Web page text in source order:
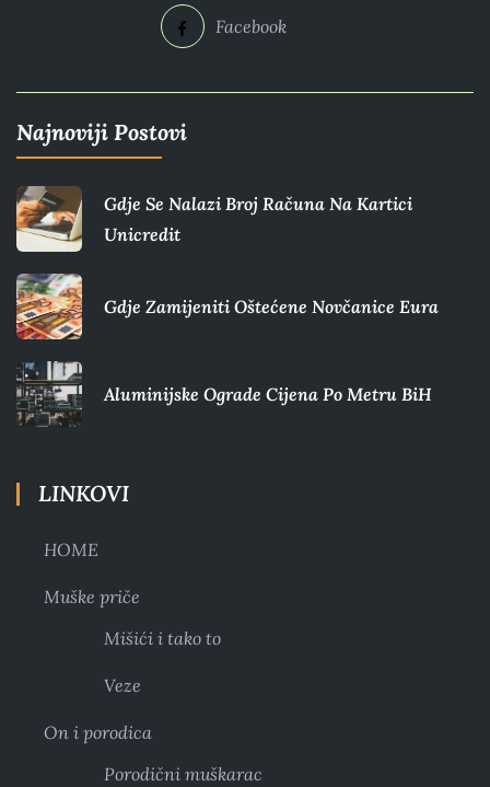
Facebook
Najnoviji Postovi
Gdje Se Nalazi Broj Računa Na Kartici
Unicredit
Gdje Zamijeniti Oštećene Novčanice Eura​
Aluminijske Ograde Cijena Po Metru BiH
LINKOVI
HOME
Muške priče
Mišići i tako to
Veze
On i porodica
Porodični muškarac